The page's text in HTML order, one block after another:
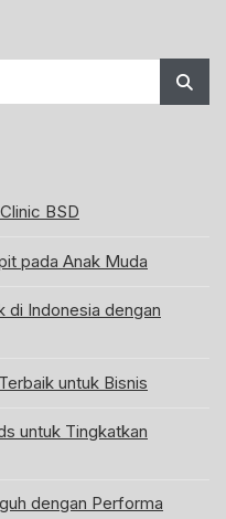
BSD
pada Anak Muda
di Indonesia dengan
untuk Bisnis
untuk Tingkatkan
dengan Performa